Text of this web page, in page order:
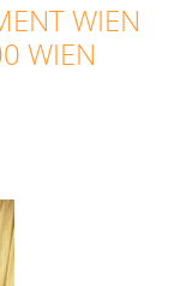
WIEN
WIEN